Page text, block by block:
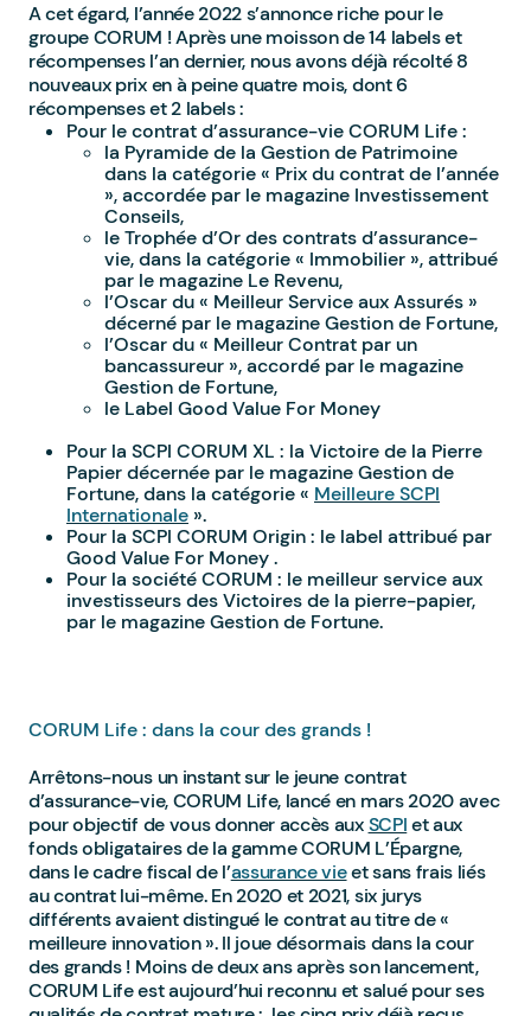
A cet égard, l’année 2022 s’annonce riche pour le
groupe CORUM ! Après une moisson de 14 labels et
récompenses l’an dernier, nous avons déjà récolté 8
nouveaux prix en à peine quatre mois, dont 6
récompenses et 2 labels :
Pour le contrat d’assurance-vie CORUM Life :
la Pyramide de la Gestion de Patrimoine
dans la catégorie « Prix du contrat de l’année
», accordée par le magazine Investissement
Conseils,
le Trophée d’Or des contrats d’assurance-
vie, dans la catégorie « Immobilier », attribué
par le magazine Le Revenu,
l’Oscar du « Meilleur Service aux Assurés »
décerné par le magazine Gestion de Fortune,
l’Oscar du « Meilleur Contrat par un
bancassureur », accordé par le magazine
Gestion de Fortune,
le Label Good Value For Money
Pour la SCPI CORUM XL : la Victoire de la Pierre
Papier décernée par le magazine Gestion de
Fortune, dans la catégorie « Meilleure SCPI
Internationale ».
Pour la SCPI CORUM Origin : le label attribué par
Good Value For Money .
Pour la société CORUM : le meilleur service aux
investisseurs des Victoires de la pierre-papier,
par le magazine Gestion de Fortune.
CORUM Life : dans la cour des grands !
Arrêtons-nous un instant sur le jeune contrat
d’assurance-vie, CORUM Life, lancé en mars 2020 avec
pour objectif de vous donner accès auxSCPIet aux
fonds obligataires de la gamme CORUM L’Épargne,
dans le cadre fiscal de l’assurance vieet sans frais liés
au contrat lui-même. En 2020 et 2021, six jurys
différents avaient distingué le contrat au titre de «
meilleure innovation ». Il joue désormais dans la cour
des grands ! Moins de deux ans après son lancement,
CORUM Life est aujourd’hui reconnu et salué pour ses